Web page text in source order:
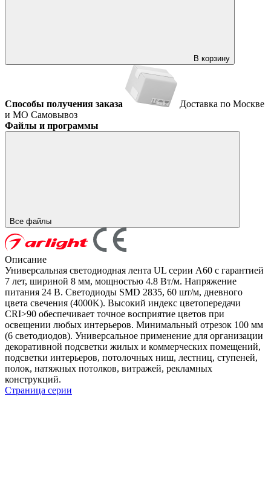
В корзину
Способы получения заказа
Доставка по Москве
и МО Самовывоз
Файлы и программы
Все файлы
Описание
Универсальная светодиодная лента UL серии A60 с гарантией
7 лет, шириной 8 мм, мощностью 4.8 Вт/м. Напряжение
питания 24 В. Светодиоды SMD 2835, 60 шт/м, дневного
цвета свечения (4000K). Высокий индекс цветопередачи
CRI>90 обеспечивает точное восприятие цветов при
освещении любых интерьеров. Минимальный отрезок 100 мм
(6 светодиодов). Универсальное применение для организации
декоративной подсветки жилых и коммерческих помещений,
подсветки интерьеров, потолочных ниш, лестниц, ступеней,
полок, натяжных потолков, витражей, рекламных
конструкций.
Страница серии